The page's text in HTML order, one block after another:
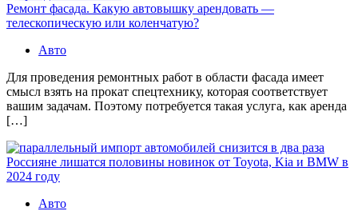
Ремонт фасада. Какую автовышку арендовать —
телескопическую или коленчатую?
Авто
Для проведения ремонтных работ в области фасада имеет
смысл взять на прокат спецтехнику, которая соответствует
вашим задачам. Поэтому потребуется такая услуга, как аренда
[…]
Россияне лишатся половины новинок от Toyota, Kia и BMW в
2024 году
Авто